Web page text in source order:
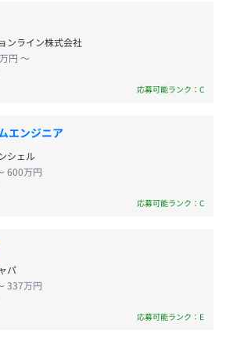
、勉強会、懇親会や技術発表会など
。
や上司に相談できる環境です。
境（言語・フレームワークなど）
得時に資格手当支給
に合わせてキャリアパスを考え、段
を図ります
社内面談を実施
無及びその内容
労働時間の実績
均取得日数
社？３つのポイント＞
【成
られず、様々な案件を手掛けて
事を通じて多様な技術を習得で
内イベントや会議等で情報交換
性と思いやりのある社員が多く、
囲気は全くありません。仕事を
きます！
困った
輩や上司に相談できる環境で、安
募ください！
ンライン株式会社
円 〜
応募可能ランク：C
エンジニア
シェル
600万円
応募可能ランク：C
パ
337万円
応募可能ランク：E